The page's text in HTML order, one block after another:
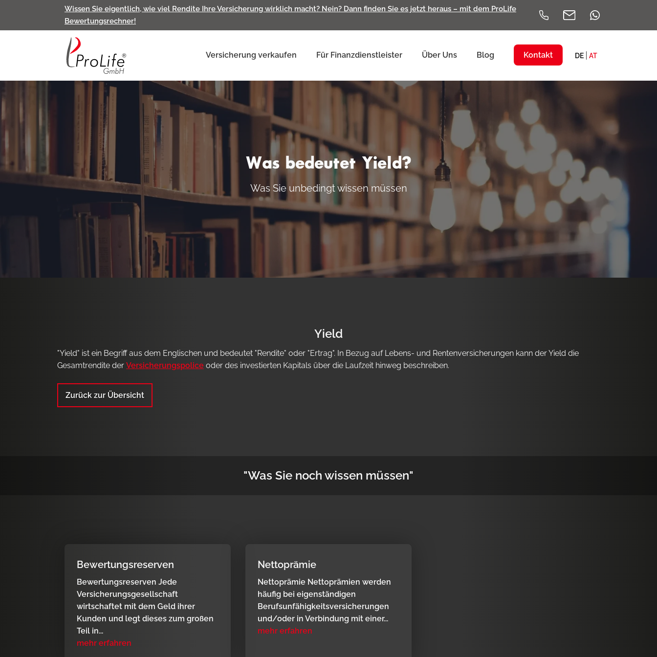
Wissen Sie eigentlich, wie viel Rendite Ihre Versicherung wirklich macht? Nein? Dann finden Sie es jetzt heraus – mit dem ProLife
Bewertungsrechner!
Versicherung verkaufen Für Finanzdienstleister Über Uns Blog Kontakt DE AT
Was bedeutet Yield?
Was Sie unbedingt wissen müssen
Yield
"Yield" ist ein Begriff aus dem Englischen und bedeutet "Rendite" oder "Ertrag". In Bezug auf Lebens- und Rentenversicherungen kann der Yield die
Gesamtrendite der Versicherungspolice oder des investierten Kapitals über die Laufzeit hinweg beschreiben.
Zurück zur Übersicht
"Was Sie noch wissen müssen"
Bewertungsreserven
Bewertungsreserven Jede
Versicherungsgesellschaft
wirtschaftet mit dem Geld ihrer
Kunden und legt dieses zum großen
Teil in...
mehr erfahren
Nettoprämie
Nettoprämie Nettoprämien werden
häufig bei eigenständigen
Berufsunfähigkeitsversicherungen
und/oder in Verbindung mit einer...
mehr erfahren